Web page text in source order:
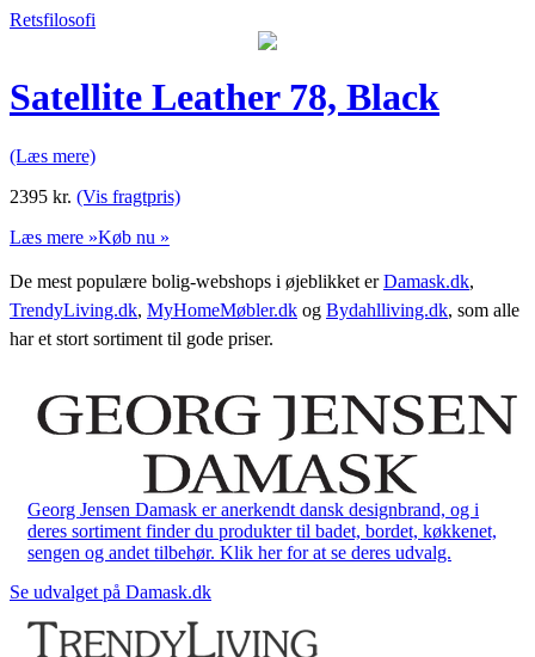
Retsfilosofi
Satellite Leather 78, Black
(Læs mere)
2395 kr. (Vis fragtpris)
Læs mere »Køb nu »
De mest populære bolig-webshops i øjeblikket erDamask.dk,
TrendyLiving.dk, MyHomeMøbler.dk og Bydahlliving.dk, som alle
har et stort sortiment til gode priser.
Georg Jensen Damask er anerkendt dansk designbrand, og i
deres sortiment finder du produkter til badet, bordet, køkkenet,
sengen og andet tilbehør. Klik her for at se deres udvalg.
Se udvalget på Damask.dk